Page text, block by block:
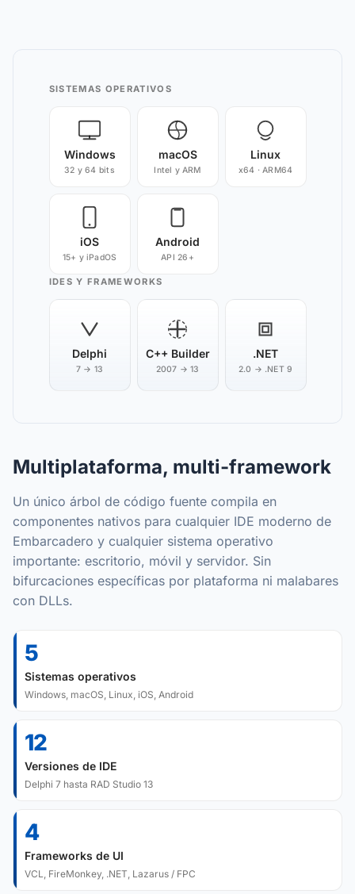
SISTEMAS OPERATIVOS
Windows
32 y 64 bits
macOS
Intel y ARM
Linux
x64 · ARM64
iOS
15+ y iPadOS
Android
API 26+
IDES Y FRAMEWORKS
Delphi
7 → 13
C++ Builder
2007 → 13
.NET
2.0 → .NET 9
Multiplataforma, multi-framework
Un único árbol de código fuente compila en
componentes nativos para cualquier IDE moderno de
Embarcadero y cualquier sistema operativo
importante: escritorio, móvil y servidor. Sin
bifurcaciones específicas por plataforma ni malabares
con DLLs.
5
Sistemas operativos
Windows, macOS, Linux, iOS, Android
12
Versiones de IDE
Delphi 7 hasta RAD Studio 13
4
Frameworks de UI
VCL, FireMonkey, .NET, Lazarus / FPC